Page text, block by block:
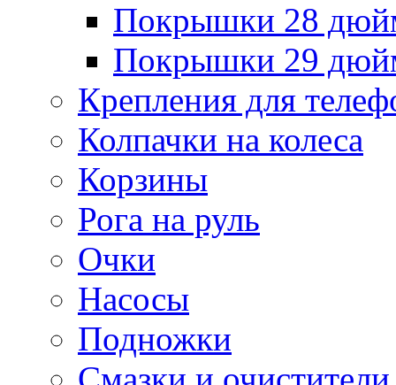
Покрышки 28
Покрышки 29
Крепления для
Колпачки на колеса
Корзины
Рога на руль
Очки
Насосы
Подножки